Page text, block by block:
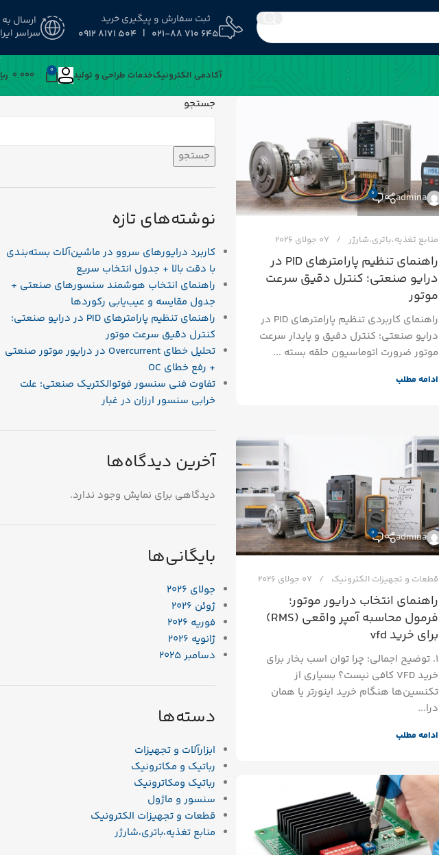
ثبت سفارش و پیگیری خرید
645 710 021-88 | 504 8171 0912
ارسال به
سراسر
آکادمی الکترونیکخدمات طراحی و تولید 0
0.000
admina
0
منابع تغذیه،باتری،شارژر 07 جولای 2026
راهنمای تنظیم پارامترهای PID در
درایو صنعتی؛ کنترل دقیق سرعت
موتور
راهنمای کاربردی تنظیم پارامترهای PID در
درایو صنعتی؛ کنترل دقیق و پایدار سرعت
موتور ضرورت اتوماسیون حلقه بسته ...
ادامه مطلب
admina
0
قطعات و تجهیزات الکترونیک 07 جولای 2026
راهنمای انتخاب درایور موتور؛
فرمول محاسبه آمپر واقعی (RMS)
برای خرید vfd
۱. توضیح اجمالی؛ چرا توان اسب بخار برای
خرید VFD کافی نیست؟ بسیاری از
تکنسین‌ها هنگام خرید اینورتر یا همان
درا...
ادامه مطلب
جستجو
جستجو
نوشته‌های تازه
کاربرد درایورهای سروو در ماشین‌آلات بسته‌بندی
با دقت بالا + جدول انتخاب سریع
راهنمای انتخاب هوشمند سنسورهای صنعتی +
جدول مقایسه و عیب‌یابی رکوردها
راهنمای تنظیم پارامترهای PID در درایو صنعتی؛
کنترل دقیق سرعت موتور
تحلیل خطای Overcurrent در درایور موتور صنعتی
+ رفع خطای OC
تفاوت فنی سنسور فوتوالکتریک صنعتی؛ علت
خرابی سنسور ارزان در غبار
آخرین دیدگاه‌ها
دیدگاهی برای نمایش وجود ندارد.
بایگانی‌ها
جولای 2026
ژوئن 2026
فوریه 2026
ژانویه 2026
دسامبر 2025
دسته‌ها
ابزارآلات و تجهیزات
رباتیک و مکاترونیک
رباتیک ومکاترونیک
سنسور و ماژول
قطعات و تجهیزات الکترونیک
منابع تغذیه،باتری،شارژر